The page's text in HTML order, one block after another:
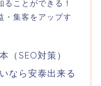
ことができる！
・集客をアップす
（SEO対策）
なら安泰出来る